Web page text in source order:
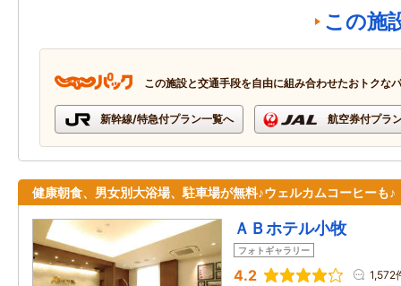
この施
この施設と交通手段を自由に組み合わせたおトクな
新幹線/特急付プラン一覧へ 航空券付プラ
健康朝食、男女別大浴場、駐車場が無料♪ウェルカムコーヒーも♪
ＡＢホテル小牧
フォトギャラリー
4.2 1,572